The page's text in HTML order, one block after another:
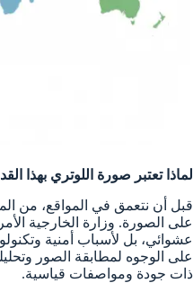
لماذا تعتبر صورة اللوتري بهذا
قبل أن نتعمق في المواقع، من
على الصورة. وزارة الخارجية
عشوائي، بل لأسباب أمنية
على الوجوه لمطابقة الصور
ذات جودة ومواصفات قياسية.